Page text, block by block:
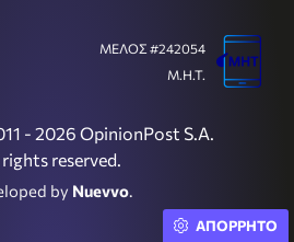
- 2026 OpinionPost S.A.
reserved.
by Nuevvo.
ΜΕΛΟΣ #242054
Μ.Η.Τ.
ΑΠΟΡΡΗΤΟ